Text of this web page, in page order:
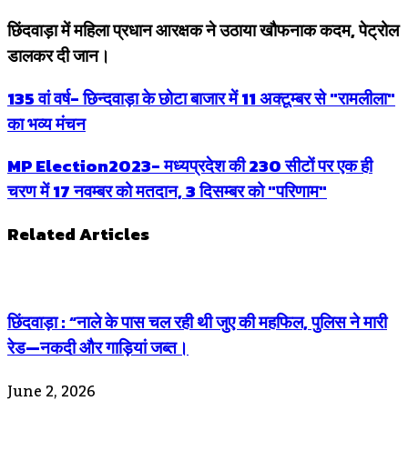
छिंदवाड़ा में महिला प्रधान आरक्षक ने उठाया खौफनाक कदम, पेट्रोल
डालकर दी जान।
135 वां वर्ष- छिन्दवाड़ा के छोटा बाजार में 11 अक्टूम्बर से "रामलीला"
का भव्य मंचन
MP Election2023- मध्यप्रदेश की 230 सीटों पर एक ही
चरण में 17 नवम्बर को मतदान, 3 दिसम्बर को "परिणाम"
Related Articles
छिंदवाड़ा : “नाले के पास चल रही थी जुए की महफिल, पुलिस ने मारी
रेड—नकदी और गाड़ियां जब्त।
June 2, 2026